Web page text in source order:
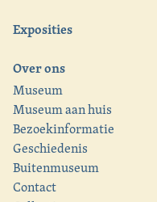
Exposities
Over ons
Museum
Museum aan huis
Bezoekinformatie
Geschiedenis
Buitenmuseum
Contact